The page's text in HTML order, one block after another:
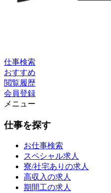
仕事検索
おすすめ
閲覧履歴
会員登録
メニュー
仕事を探す
お仕事検索
スペシャル求人
寮/社宅ありの求人
高収入の求人
期間工の求人